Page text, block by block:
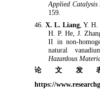
Applied Catalysis
159.
46.X. L. Liang, Y. H.
H. P. He, J.
II in non-
natural
Hazardous
论文发
https://